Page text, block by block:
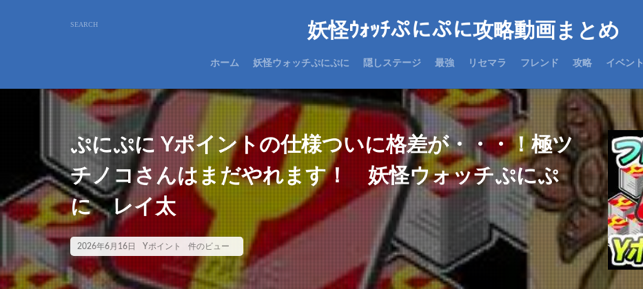
妖怪ｳｫｯﾁぷにぷに攻略動画まとめ
ホーム 妖怪ウォッチぷにぷに 隠しステージ 最強 リセマラ フレンド 攻略 イベント
ぷにぷに Yポイントの仕様ついに格差が・・・！極ツ
チノコさんはまだやれます！ 妖怪ウォッチぷにぷ
に レイ太
2026年6月16日 Yポイント 件のビュー